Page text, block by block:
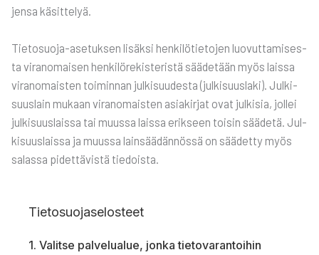
jen­sa käsit­te­lyä.
Tie­to­suo­ja-ase­tuk­sen lisäk­si hen­ki­lö­tie­to­jen luo­vut­ta­mi­ses­
ta viran­omai­sen hen­ki­lö­re­kis­te­ris­tä sää­de­tään myös lais­sa
viran­omais­ten toi­min­nan jul­ki­suu­des­ta (jul­ki­suus­la­ki). Jul­ki­
suus­lain mukaan viran­omais­ten asia­kir­jat ovat jul­ki­sia, jol­lei
jul­ki­suus­lais­sa tai muus­sa lais­sa erik­seen toi­sin sää­de­tä. Jul­
ki­suus­lais­sa ja muus­sa lain­sää­dän­nös­sä on sää­det­ty myös
salas­sa pidet­tä­vis­tä tie­dois­ta.